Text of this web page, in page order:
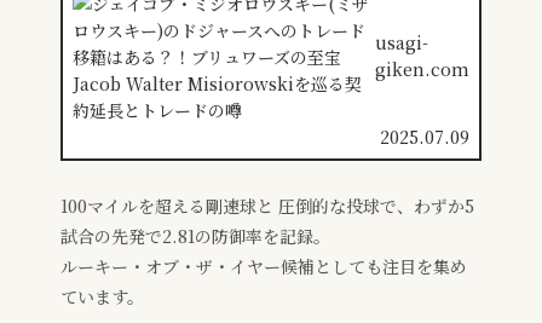
usagi-
giken.com
2025.07.09
100マイルを超える剛速球と 圧倒的な投球で、わずか5
試合の先発で2.81の防御率を記録。
ルーキー・オブ・ザ・イヤー候補としても注目を集め
ています。